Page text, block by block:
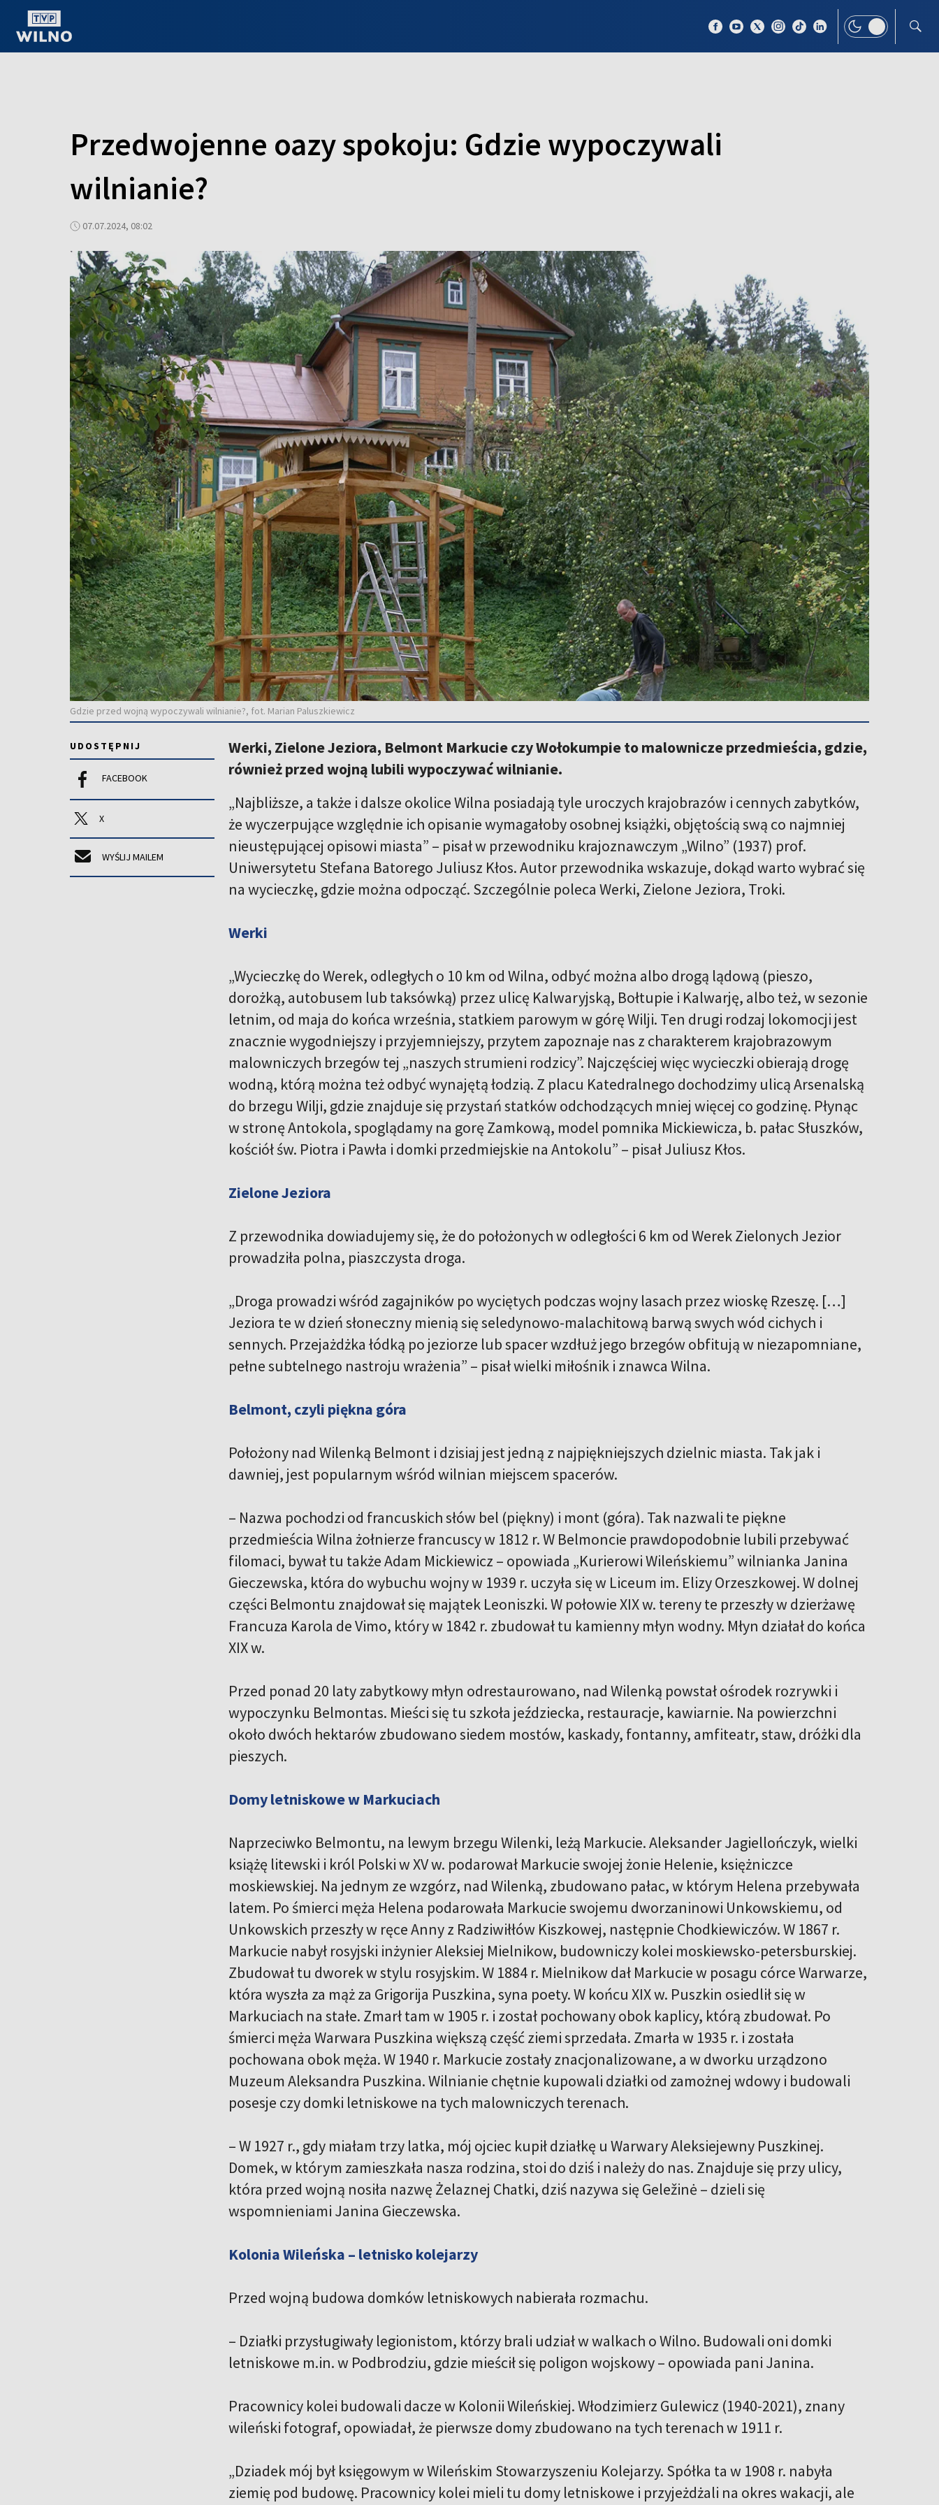
Przedwojenne oazy spokoju: Gdzie wypoczywali
wilnianie?
07.07.2024, 08:02
Gdzie przed wojną wypoczywali wilnianie?, fot. Marian Paluszkiewicz
UDOSTĘPNIJ
FACEBOOK
X
WYŚLIJ MAILEM
Werki, Zielone Jeziora, Belmont Markucie czy Wołokumpie to malownicze przedmieścia, gdzie,
również przed wojną lubili wypoczywać wilnianie.
„Najbliższe, a także i dalsze okolice Wilna posiadają tyle uroczych krajobrazów i cennych zabytków,
że wyczerpujące względnie ich opisanie wymagałoby osobnej książki, objętością swą co najmniej
nieustępującej opisowi miasta” – pisał w przewodniku krajoznawczym „Wilno” (1937) prof.
Uniwersytetu Stefana Batorego Juliusz Kłos. Autor przewodnika wskazuje, dokąd warto wybrać się
na wycieczkę, gdzie można odpocząć. Szczególnie poleca Werki, Zielone Jeziora, Troki.
Werki
„Wycieczkę do Werek, odległych o 10 km od Wilna, odbyć można albo drogą lądową (pieszo,
dorożką, autobusem lub taksówką) przez ulicę Kalwaryjską, Bołtupie i Kalwarję, albo też, w sezonie
letnim, od maja do końca września, statkiem parowym w górę Wilji. Ten drugi rodzaj lokomocji jest
znacznie wygodniejszy i przyjemniejszy, przytem zapoznaje nas z charakterem krajobrazowym
malowniczych brzegów tej „naszych strumieni rodzicy”. Najczęściej więc wycieczki obierają drogę
wodną, którą można też odbyć wynajętą łodzią. Z placu Katedralnego dochodzimy ulicą Arsenalską
do brzegu Wilji, gdzie znajduje się przystań statków odchodzących mniej więcej co godzinę. Płynąc
w stronę Antokola, spoglądamy na gorę Zamkową, model pomnika Mickiewicza, b. pałac Słuszków,
kościół św. Piotra i Pawła i domki przedmiejskie na Antokolu” – pisał Juliusz Kłos.
Zielone Jeziora
Z przewodnika dowiadujemy się, że do położonych w odległości 6 km od Werek Zielonych Jezior
prowadziła polna, piaszczysta droga.
„Droga prowadzi wśród zagajników po wyciętych podczas wojny lasach przez wioskę Rzeszę. […]
Jeziora te w dzień słoneczny mienią się seledynowo-malachitową barwą swych wód cichych i
sennych. Przejażdżka łódką po jeziorze lub spacer wzdłuż jego brzegów obfitują w niezapomniane,
pełne subtelnego nastroju wrażenia” – pisał wielki miłośnik i znawca Wilna.
Belmont, czyli piękna góra
Położony nad Wilenką Belmont i dzisiaj jest jedną z najpiękniejszych dzielnic miasta. Tak jak i
dawniej, jest popularnym wśród wilnian miejscem spacerów.
– Nazwa pochodzi od francuskich słów bel (piękny) i mont (góra). Tak nazwali te piękne
przedmieścia Wilna żołnierze francuscy w 1812 r. W Belmoncie prawdopodobnie lubili przebywać
filomaci, bywał tu także Adam Mickiewicz – opowiada „Kurierowi Wileńskiemu” wilnianka Janina
Gieczewska, która do wybuchu wojny w 1939 r. uczyła się w Liceum im. Elizy Orzeszkowej. W dolnej
części Belmontu znajdował się majątek Leoniszki. W połowie XIX w. tereny te przeszły w dzierżawę
Francuza Karola de Vimo, który w 1842 r. zbudował tu kamienny młyn wodny. Młyn działał do końca
XIX w.
Przed ponad 20 laty zabytkowy młyn odrestaurowano, nad Wilenką powstał ośrodek rozrywki i
wypoczynku Belmontas. Mieści się tu szkoła jeździecka, restauracje, kawiarnie. Na powierzchni
około dwóch hektarów zbudowano siedem mostów, kaskady, fontanny, amfiteatr, staw, dróżki dla
pieszych.
Domy letniskowe w Markuciach
Naprzeciwko Belmontu, na lewym brzegu Wilenki, leżą Markucie. Aleksander Jagiellończyk, wielki
książę litewski i król Polski w XV w. podarował Markucie swojej żonie Helenie, księżniczce
moskiewskiej. Na jednym ze wzgórz, nad Wilenką, zbudowano pałac, w którym Helena przebywała
latem. Po śmierci męża Helena podarowała Markucie swojemu dworzaninowi Unkowskiemu, od
Unkowskich przeszły w ręce Anny z Radziwiłłów Kiszkowej, następnie Chodkiewiczów. W 1867 r.
Markucie nabył rosyjski inżynier Aleksiej Mielnikow, budowniczy kolei moskiewsko-petersburskiej.
Zbudował tu dworek w stylu rosyjskim. W 1884 r. Mielnikow dał Markucie w posagu córce Warwarze,
która wyszła za mąż za Grigorija Puszkina, syna poety. W końcu XIX w. Puszkin osiedlił się w
Markuciach na stałe. Zmarł tam w 1905 r. i został pochowany obok kaplicy, którą zbudował. Po
śmierci męża Warwara Puszkina większą część ziemi sprzedała. Zmarła w 1935 r. i została
pochowana obok męża. W 1940 r. Markucie zostały znacjonalizowane, a w dworku urządzono
Muzeum Aleksandra Puszkina. Wilnianie chętnie kupowali działki od zamożnej wdowy i budowali
posesje czy domki letniskowe na tych malowniczych terenach.
– W 1927 r., gdy miałam trzy latka, mój ojciec kupił działkę u Warwary Aleksiejewny Puszkinej.
Domek, w którym zamieszkała nasza rodzina, stoi do dziś i należy do nas. Znajduje się przy ulicy,
która przed wojną nosiła nazwę Żelaznej Chatki, dziś nazywa się Geležinė – dzieli się
wspomnieniami Janina Gieczewska.
Kolonia Wileńska – letnisko kolejarzy
Przed wojną budowa domków letniskowych nabierała rozmachu.
– Działki przysługiwały legionistom, którzy brali udział w walkach o Wilno. Budowali oni domki
letniskowe m.in. w Podbrodziu, gdzie mieścił się poligon wojskowy – opowiada pani Janina.
Pracownicy kolei budowali dacze w Kolonii Wileńskiej. Włodzimierz Gulewicz (1940-2021), znany
wileński fotograf, opowiadał, że pierwsze domy zbudowano na tych terenach w 1911 r.
„Dziadek mój był księgowym w Wileńskim Stowarzyszeniu Kolejarzy. Spółka ta w 1908 r. nabyła
ziemię pod budowę. Pracownicy kolei mieli tu domy letniskowe i przyjeżdżali na okres wakacji, ale